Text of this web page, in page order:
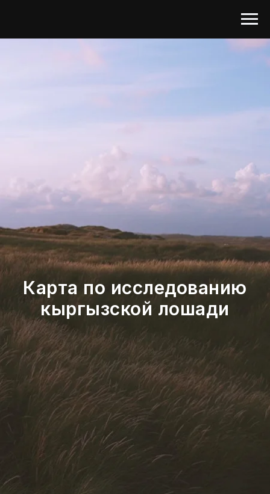
Карта по исследованию
кыргызской лошади